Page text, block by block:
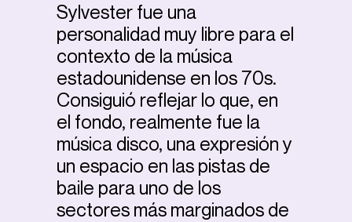
Sylvester fue una
personalidad muy libre para el
contexto de la música
estadounidense en los 70s.
Consiguió reflejar lo que, en
el fondo, realmente fue la
música disco, una expresión y
un espacio en las pistas de
baile para uno de los
sectores más marginados de